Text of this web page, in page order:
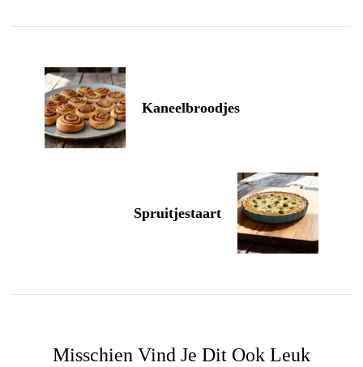
Navigation
Kaneelbroodjes
Spruitjestaart
Misschien Vind Je Dit Ook Leuk